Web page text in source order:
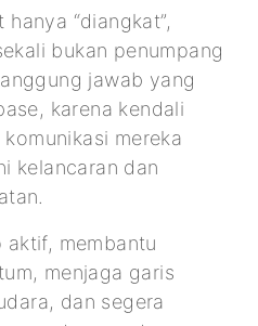
“diangkat”,
bukan penumpang
jawab yang
karena kendali
mereka
kelancaran dan
membantu
menjaga garis
dan segera